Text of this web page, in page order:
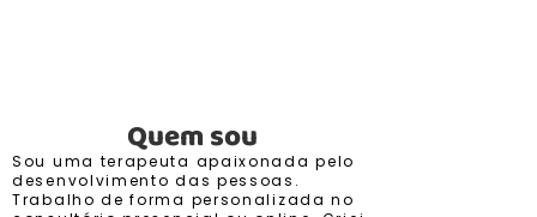
Quem sou
Sou uma terapeuta apaixonada pelo
desenvolvimento das pessoas.
Trabalho de forma personalizada no